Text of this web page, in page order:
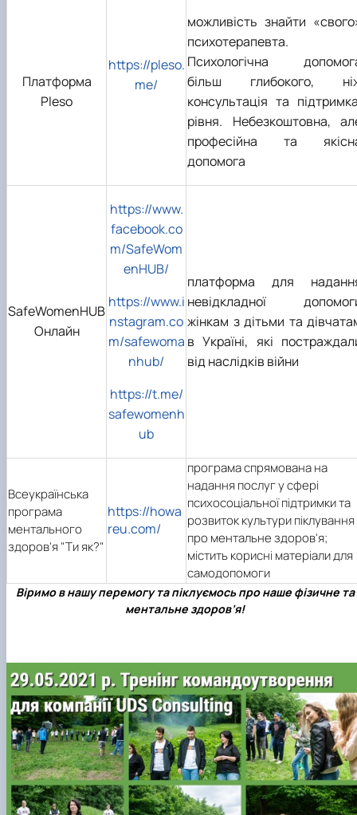
Платформа
Pleso
https://pleso.
me/
можливість знайти
психотерапевта.
Психологічна
більш глибокого,
консультація та
рівня. Небезкоштовна,
професійна та
допомога
SafeWomenHUB
Онлайн
https://www.
facebook.co
m/SafeWom
enHUB/
https://www.i
nstagram.co
m/safewoma
nhub/
https://t.me/
safewomenh
ub
платформа для
невідкладної
жінкам з дітьми та
в Україні, які
від наслідків війни
Всеукраїнська
програма
ментального
здоров'я "Ти як?"
https://howa
reu.com/
програма спрямована на
надання послуг у сфері
психосоціальної підтримки та
розвиток культури піклування
про ментальне здоров'я;
містить корисні матеріали для
самодопомоги
Віримо в нашу перемогу та піклуємось про наше фізичне та
ментальне здоров’я!